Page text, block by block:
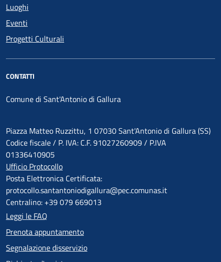
Luoghi
Eventi
Progetti Culturali
CONTATTI
Comune di Sant'Antonio di Gallura
Piazza Matteo Ruzzittu, 1 07030 Sant'Antonio di Gallura (SS)
Codice fiscale / P. IVA: C.F. 91027260909 / P.IVA
01336410905
Ufficio Protocollo
Posta Elettronica Certificata:
protocollo.santantoniodigallura@pec.comunas.it
Centralino: +39 079 669013
Leggi le FAQ
Prenota appuntamento
Segnalazione disservizio